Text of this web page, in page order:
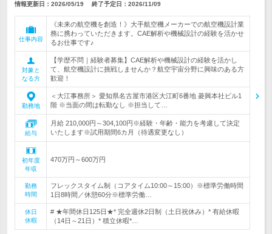
情報更新日：2026/05/19 終了予定日： 2026/11/09
仕事内容
《未来の航空機を創造！》大手航空機メーカーでの航空機設計業
務に携わっていただきます。CAE解析や機械設計の経験を活かせ
るお仕事です♪
対象と
なる方
【学歴不問｜経験者募集】CAE解析や機械設計の経験を活かし
て、航空機設計に挑戦しませんか？航空宇宙分野に興味のある方
歓迎！
勤務地
＜大江事務所＞ 愛知県名古屋市港区大江町6番地 菱興本社ビル1
階 ※当面の間は転勤なし ※担当して…
給与
月給 210,000円～304,100円※経験・年齢・能力を考慮して決定
いたします※試用期間6カ月（待遇変更なし）
初年度
年収
470万円～600万円
勤務
時間
フレックスタイム制（コアタイム10:00～15:00）※標準労働時間
1日8時間／休憩60分※標準労働…
休日
休暇
# ★年間休日125日★* 完全週休2日制（土日祝休み）* 有給休暇
（14日～21日）* 積立休暇*…